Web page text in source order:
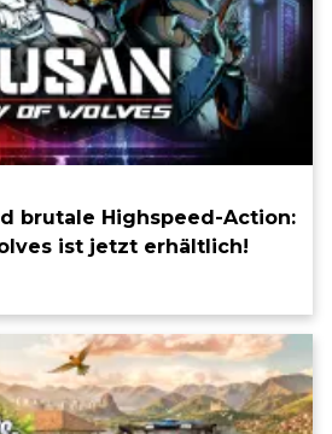
brutale Highspeed-Action:
ist jetzt erhältlich!